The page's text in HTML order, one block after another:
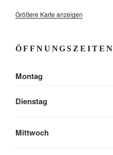
Größere Karte anzeigen
ÖFFNUNGSZEITEN
Montag
Dienstag
Mittwoch